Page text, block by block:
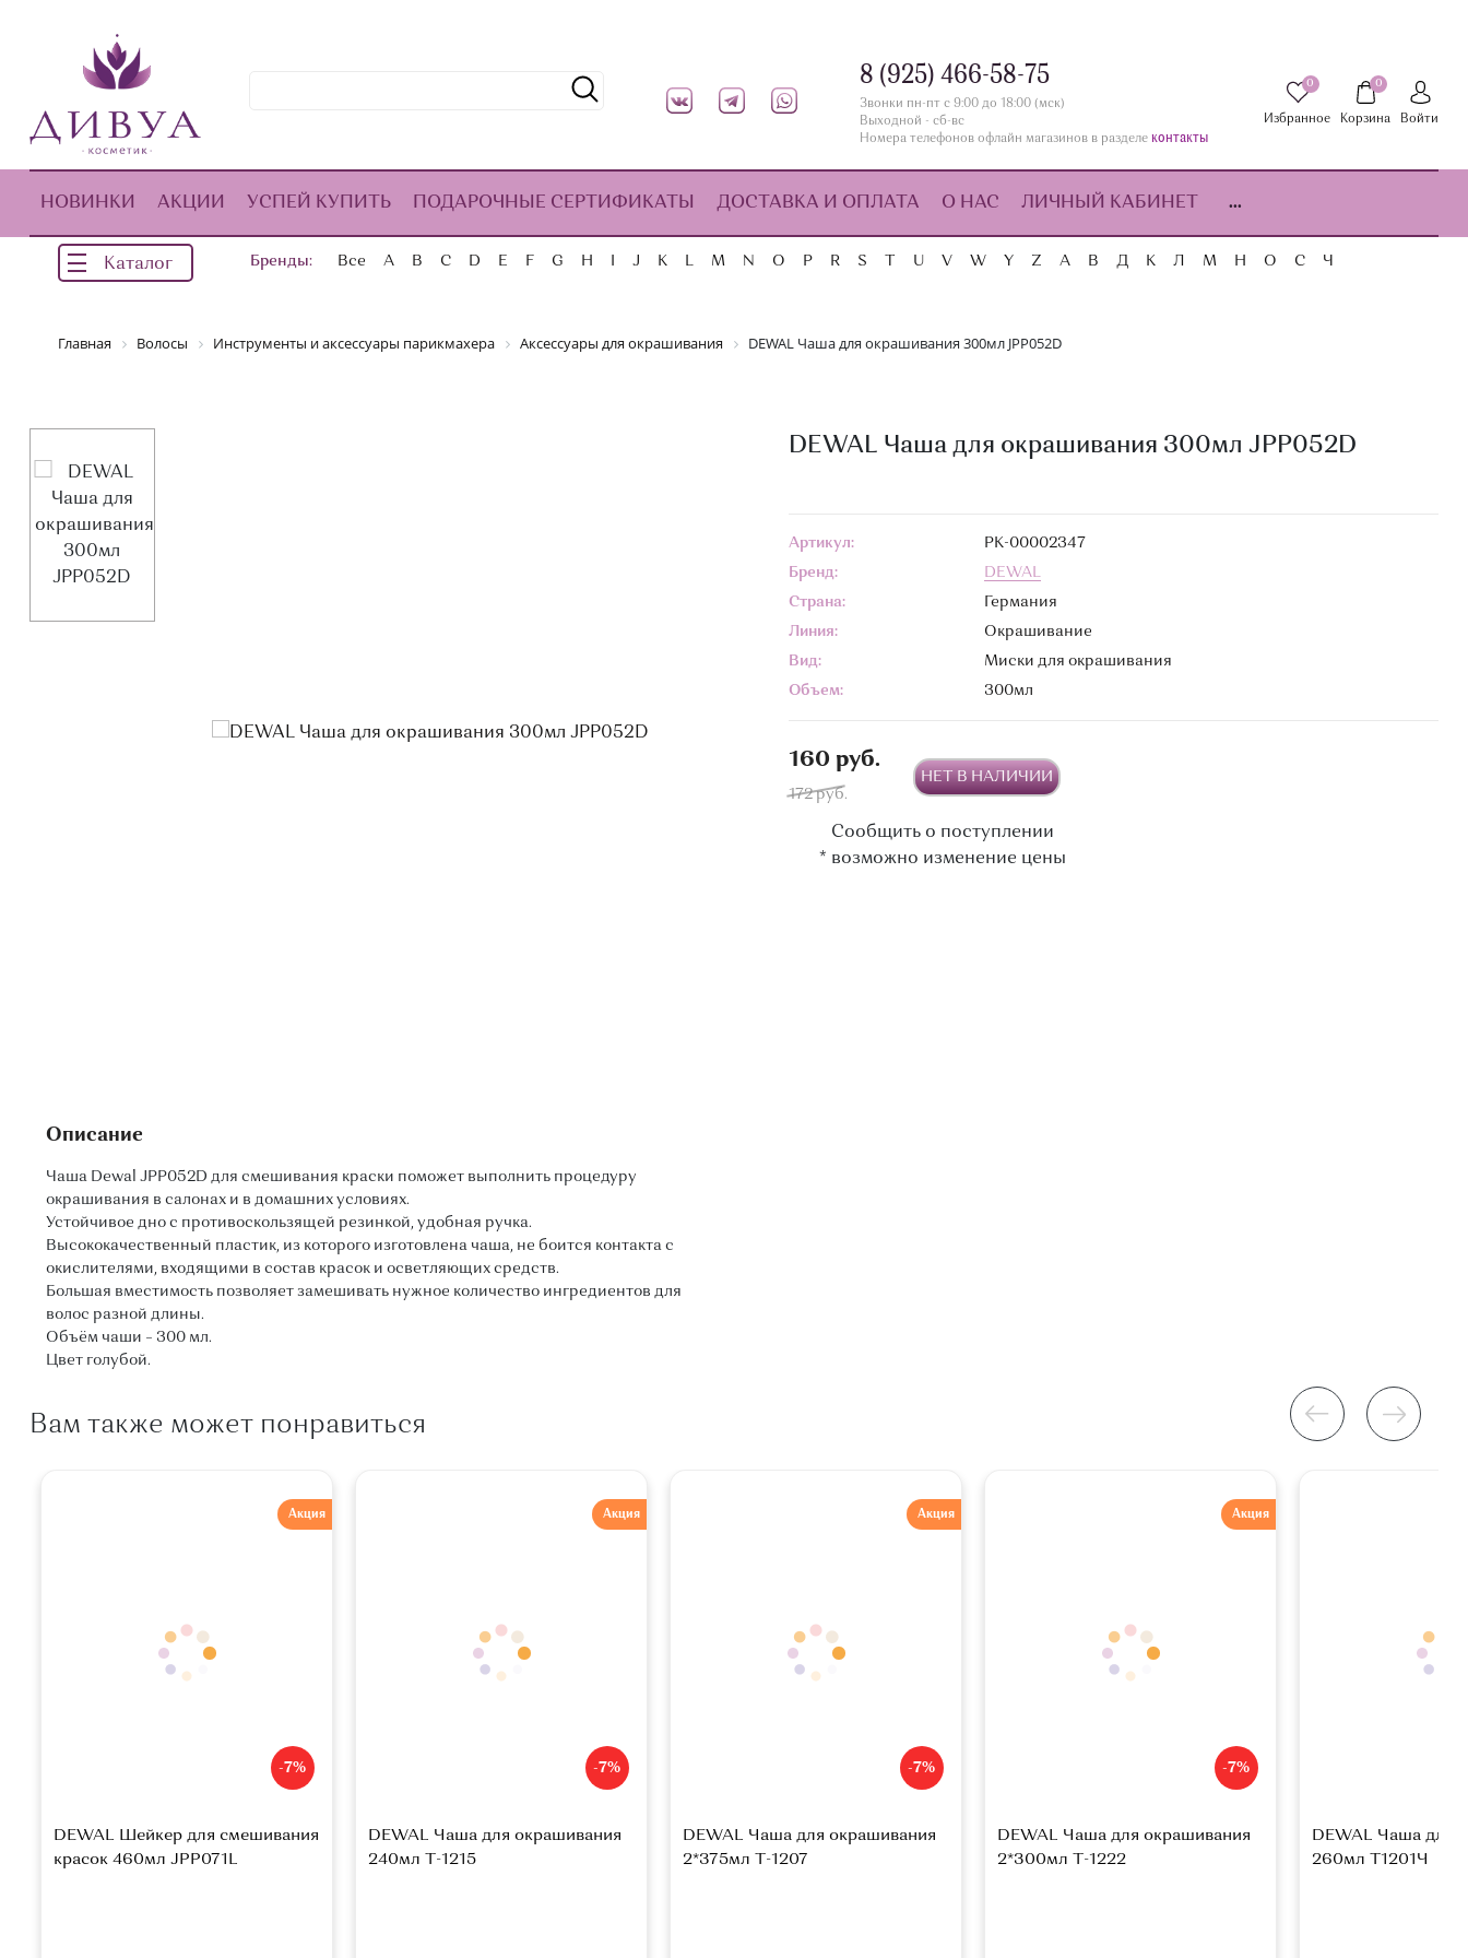
8 (925) 466-58-75
Звонки пн-пт с 9:00 до 18:00 (мск)
Выходной - сб-вс
Номера телефонов офлайн магазинов в разделе контакты
0
Избранное
0
Корзина Войти
НОВИНКИ АКЦИИ УСПЕЙ КУПИТЬ ПОДАРОЧНЫЕ СЕРТИФИКАТЫ ДОСТАВКА И ОПЛАТА О НАС ЛИЧНЫЙ КАБИНЕТ ...
Каталог Бренды: Все A B C D E F G H J K L M N O P R S U V W Y Z А В Д К Л М Н О С Ч
Главная Волосы Инструменты и аксессуары парикмахера Аксессуары для окрашивания DEWAL Чаша для окрашивания 300мл JPP052D
DEWAL Чаша для окрашивания 300мл JPP052D
Артикул:
РК-00002347
Бренд:
DEWAL
Страна:
Германия
Линия:
Окрашивание
Вид:
Миски для окрашивания
Объем:
300мл
160 руб.
172 руб.
НЕТ В НАЛИЧИИ
Сообщить о поступлении
* возможно изменение цены
Описание
Чаша Dewal JPP052D для смешивания краски поможет выполнить процедуру
окрашивания в салонах и в домашних условиях.
Устойчивое дно с противоскользящей резинкой, удобная ручка.
Высококачественный пластик, из которого изготовлена чаша, не боится контакта с
окислителями, входящими в состав красок и осветляющих средств.
Большая вместимость позволяет замешивать нужное количество ингредиентов для
волос разной длины.
Объём чаши – 300 мл.
Цвет голубой.
Вам также может понравиться
-7%
Акция
DEWAL Шейкер для смешивания
красок 460мл JPP071L
-7%
Акция
DEWAL Чаша для окрашивания
240мл Т-1215
-7%
Акция
DEWAL Чаша для окрашивания
2*375мл Т-1207
-7%
Акция
DEWAL Чаша для окрашивания
2*300мл Т-1222
DEWAL Чаша для
260мл Т1201Ч